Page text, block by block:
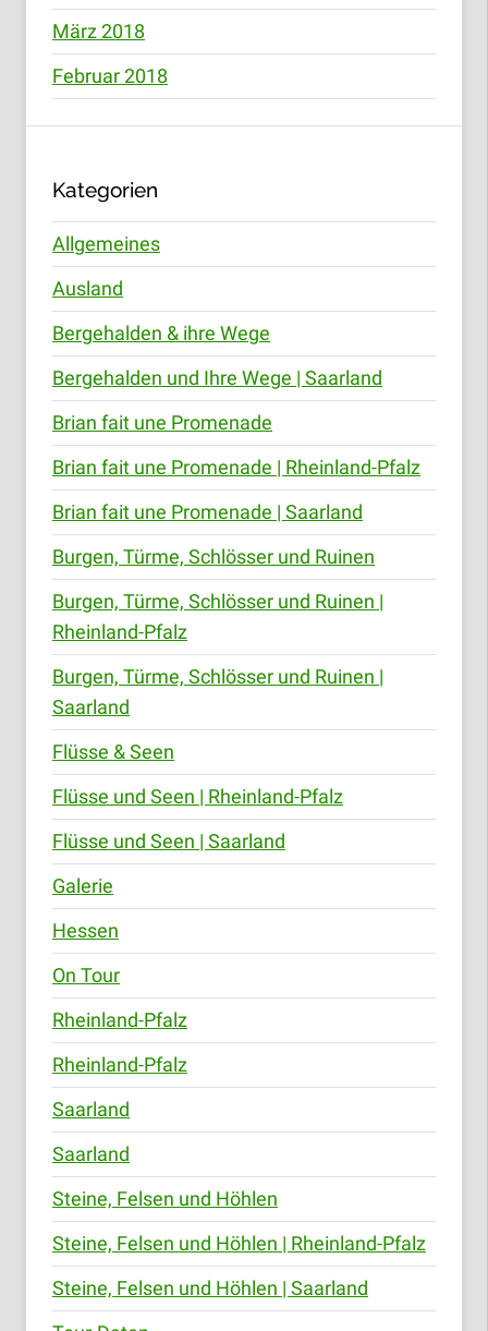
März 2018
Februar 2018
Kategorien
Allgemeines
Ausland
Bergehalden & ihre Wege
Bergehalden und Ihre Wege | Saarland
Brian fait une Promenade
Brian fait une Promenade | Rheinland-Pfalz
Brian fait une Promenade | Saarland
Burgen, Türme, Schlösser und Ruinen
Burgen, Türme, Schlösser und Ruinen |
Rheinland-Pfalz
Burgen, Türme, Schlösser und Ruinen |
Saarland
Flüsse & Seen
Flüsse und Seen | Rheinland-Pfalz
Flüsse und Seen | Saarland
Galerie
Hessen
On Tour
Rheinland-Pfalz
Rheinland-Pfalz
Saarland
Saarland
Steine, Felsen und Höhlen
Steine, Felsen und Höhlen | Rheinland-Pfalz
Steine, Felsen und Höhlen | Saarland